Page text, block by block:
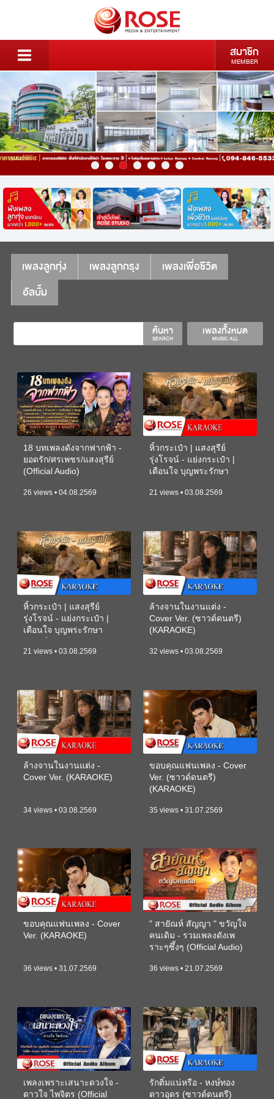
สมาชิก
MEMBER
เพลงลูกทุ่ง เพลงลูกกรุง
เพลงเพื่อชีวิต
อัลบั้ม
เพลงทั้งหมด
MUSIC ALL
ค้นหา
SEARCH
18 บทเพลงดังจากฟากฟ้า -
ยอดรัก/ศรเพชร/แสงสุรีย์
(Official Audio)
26 views • 04.08.2569
หิ้วกระเป๋า | แสงสุรีย์
รุ่งโรจน์ - แย่งกระเป๋า |
เตือนใจ บุญพระรักษา
21 views • 03.08.2569
หิ้วกระเป๋า | แสงสุรีย์
รุ่งโรจน์ - แย่งกระเป๋า |
เตือนใจ บุญพระรักษา
21 views • 03.08.2569
ล้างจานในงานแต่ง -
Cover Ver. (ซาวด์ดนตรี)
(KARAOKE)
32 views • 03.08.2569
ล้างจานในงานแต่ง -
Cover Ver. (KARAOKE)
34 views • 03.08.2569
ขอบคุณแฟนเพลง - Cover
Ver. (ซาวด์ดนตรี)
(KARAOKE)
35 views • 31.07.2569
ขอบคุณแฟนเพลง - Cover
Ver. (KARAOKE)
36 views • 31.07.2569
" สายัณห์ สัญญา " ขวัญใจ
คนเดิม - รวมเพลงดังเพ
ราะๆซึ้งๆ (Official Audio)
36 views • 21.07.2569
เพลงเพราะเสนาะดวงใจ -
ดาวใจ ไพจิตร (Official
รักติ๋มแน่หรือ - หงษ์ทอง
ดาวอุดร (ซาวด์ดนตรี)